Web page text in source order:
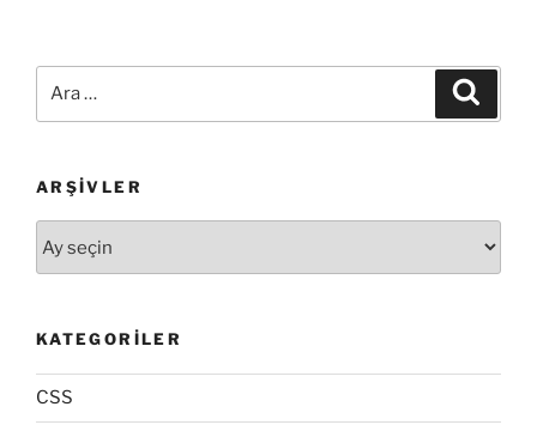
ARŞIVLER
KATEGORILER
CSS